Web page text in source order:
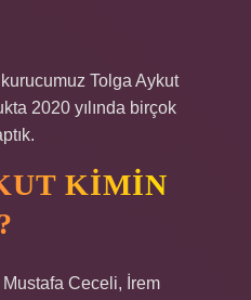
Tolga Aykut
2020 yılında birçok
KIMIN
Mustafa Ceceli, İrem